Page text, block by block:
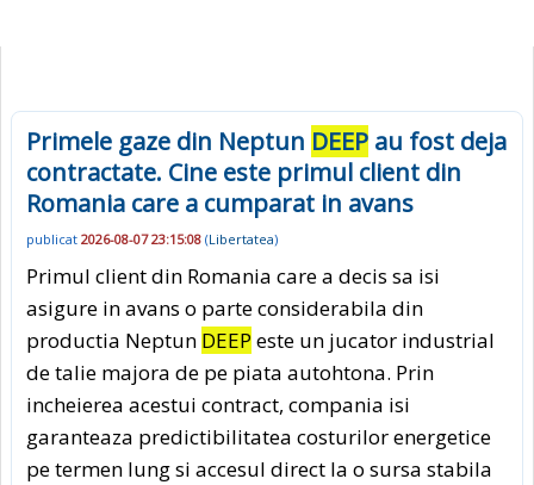
Primele gaze din Neptun DEEP au fost deja
contractate. Cine este primul client din
Romania care a cumparat in avans
publicat 2026-08-07 23:15:08 (Libertatea)
Primul client din Romania care a decis sa isi
asigure in avans o parte considerabila din
productia Neptun DEEP este un jucator industrial
de talie majora de pe piata autohtona. Prin
incheierea acestui contract, compania isi
garanteaza predictibilitatea costurilor energetice
pe termen lung si accesul direct la o sursa stabila